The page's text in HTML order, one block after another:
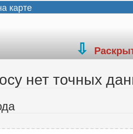
карте
нет точных